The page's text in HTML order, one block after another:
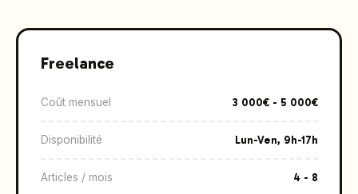
Freelance
Coût mensuel 3 000€ - 5 000€
Disponibilité Lun-Ven, 9h-17h
Articles / mois 4 - 8